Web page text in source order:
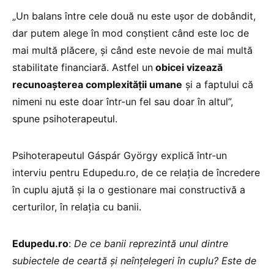
„Un balans între cele două nu este ușor de dobândit,
dar putem alege în mod conștient când este loc de
mai multă plăcere, și când este nevoie de mai multă
stabilitate financiară. Astfel un obicei vizează
recunoașterea complexității umane și a faptului că
nimeni nu este doar într-un fel sau doar în altul”,
spune psihoterapeutul.
Psihoterapeutul Gáspár György explică într-un
interviu pentru Edupedu.ro, de ce relația de încredere
în cuplu ajută și la o gestionare mai constructivă a
certurilor, în relația cu banii.
Edupedu.ro: De ce banii reprezintă unul dintre
subiectele de ceartă și neînțelegeri în cuplu? Este de